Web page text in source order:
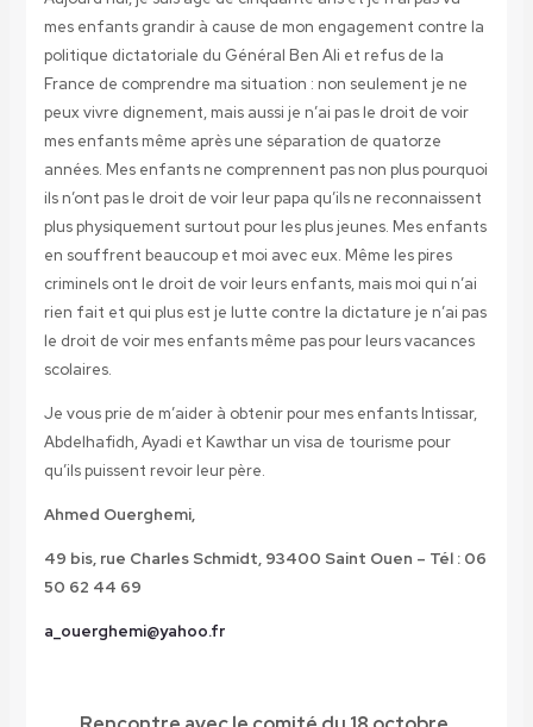
mes enfants grandir à cause de mon engagement contre la
politique dictatoriale du Général Ben Ali et refus de la
France de comprendre ma situation : non seulement je ne
peux vivre dignement, mais aussi je n’ai pas le droit de voir
mes enfants même après une séparation de quatorze
années. Mes enfants ne comprennent pas non plus pourquoi
ils n’ont pas le droit de voir leur papa qu’ils ne reconnaissent
plus physiquement surtout pour les plus jeunes. Mes enfants
en souffrent beaucoup et moi avec eux. Même les pires
criminels ont le droit de voir leurs enfants, mais moi qui n’ai
rien fait et qui plus est je lutte contre la dictature je n’ai pas
le droit de voir mes enfants même pas pour leurs vacances
scolaires.
Je vous prie de m’aider à obtenir pour mes enfants Intissar,
Abdelhafidh, Ayadi et Kawthar un visa de tourisme pour
qu’ils puissent revoir leur père.
Ahmed Ouerghemi,
49 bis, rue Charles Schmidt, 93400 Saint Ouen – Tél : 06
50 62 44 69
a_ouerghemi@yahoo.fr